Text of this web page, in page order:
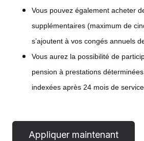
Vous pouvez également acheter
supplémentaires (maximum de
s’ajoutent à vos congés annuels
Vous aurez la possibilité de
pension à prestations
indexées après 24 mois de